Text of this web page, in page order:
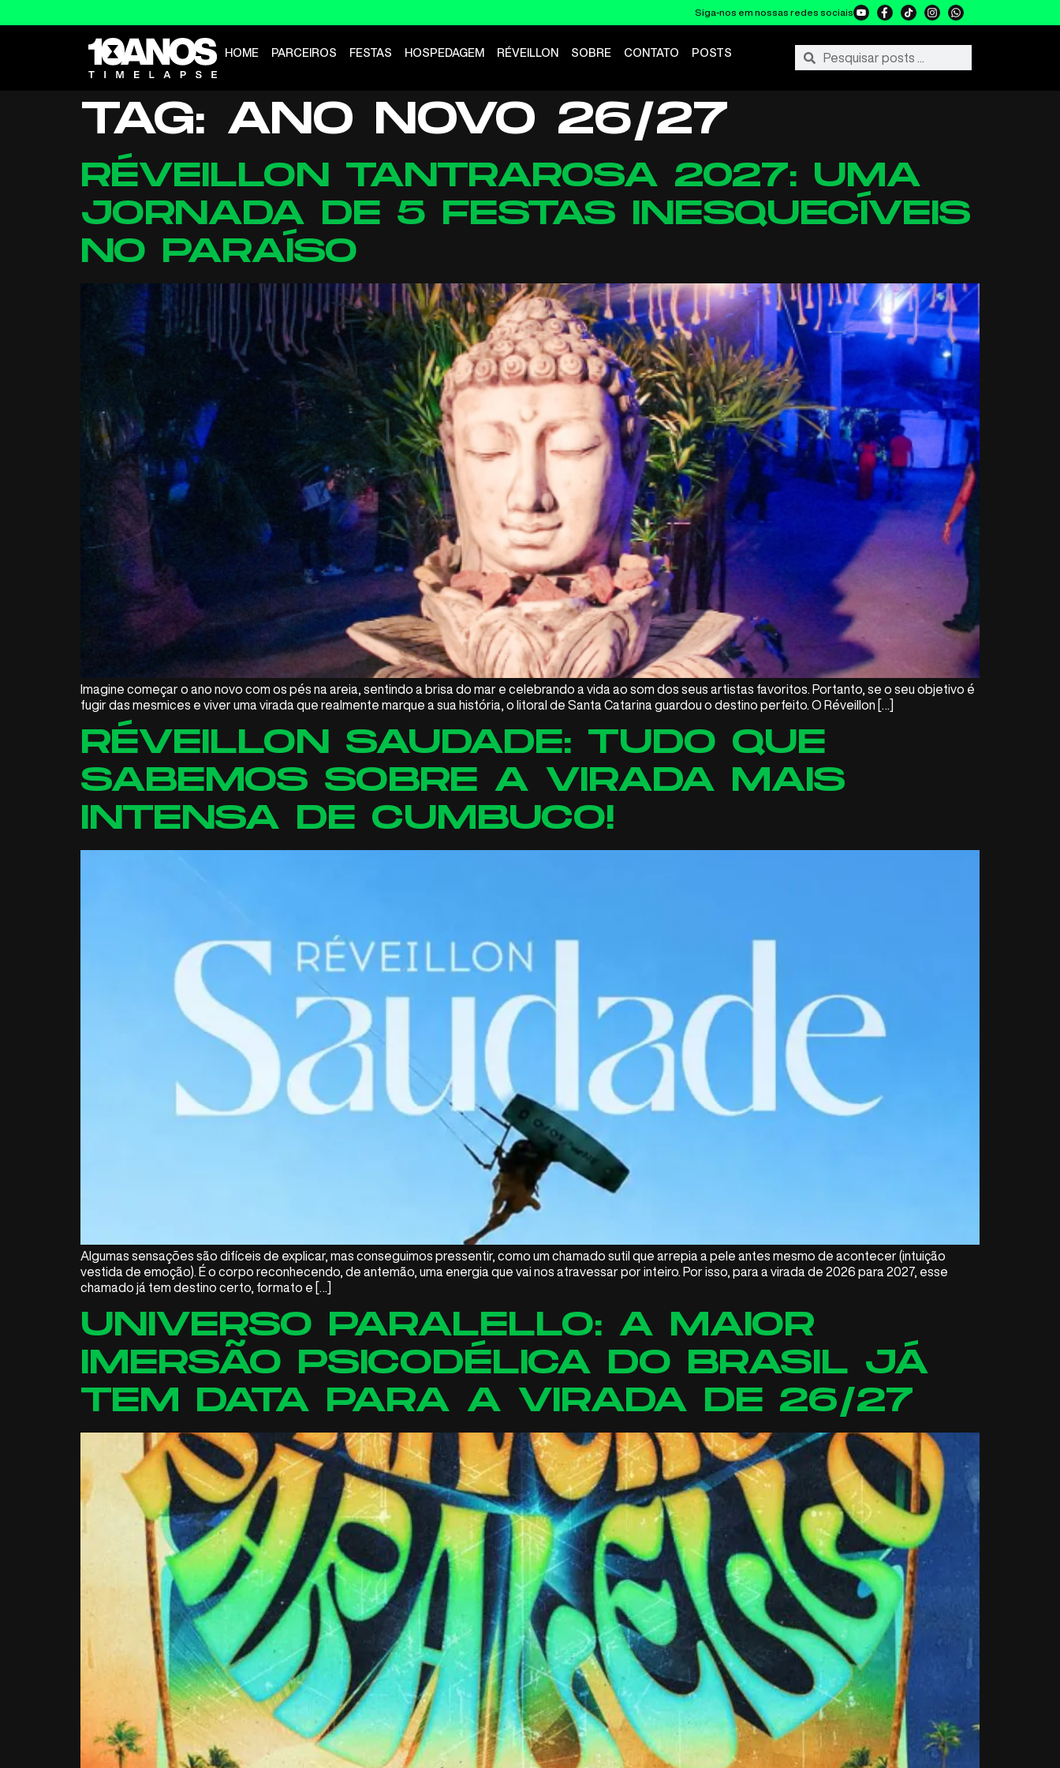
Siga-nos em nossas redes sociais
HOME PARCEIROS FESTAS HOSPEDAGEM RÉVEILLON SOBRE CONTATO POSTS
TAG: ANO NOVO 26/27
RÉVEILLON TANTRAROSA 2027: UMA
JORNADA DE 5 FESTAS INESQUECÍVEIS
NO PARAÍSO
Imagine começar o ano novo com os pés na areia, sentindo a brisa do mar e celebrando a vida ao som dos seus artistas favoritos. Portanto, se o seu objetivo é
fugir das mesmices e viver uma virada que realmente marque a sua história, o litoral de Santa Catarina guardou o destino perfeito. O Réveillon […]
RÉVEILLON SAUDADE: TUDO QUE
SABEMOS SOBRE A VIRADA MAIS
INTENSA DE CUMBUCO!
Algumas sensações são difíceis de explicar, mas conseguimos pressentir, como um chamado sutil que arrepia a pele antes mesmo de acontecer (intuição
vestida de emoção). É o corpo reconhecendo, de antemão, uma energia que vai nos atravessar por inteiro. Por isso, para a virada de 2026 para 2027, esse
chamado já tem destino certo, formato e […]
UNIVERSO PARALELLO: A MAIOR
IMERSÃO PSICODÉLICA DO BRASIL JÁ
TEM DATA PARA A VIRADA DE 26/27